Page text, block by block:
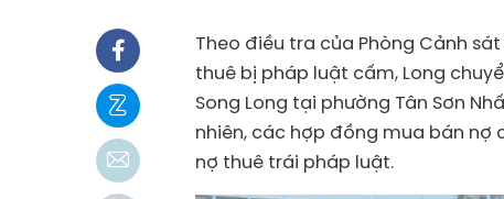
Theo điều tra của Phòng Cảnh
thuê bị pháp luật cấm, Long
Song Long tại phường Tân Sơn
nhiên, các hợp đồng mua bán
nợ thuê trái pháp luật.